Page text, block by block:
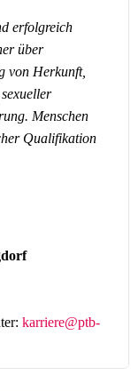
erfolgreich
über
von Herkunft,
Menschen
Qualifikation
karriere@ptb-